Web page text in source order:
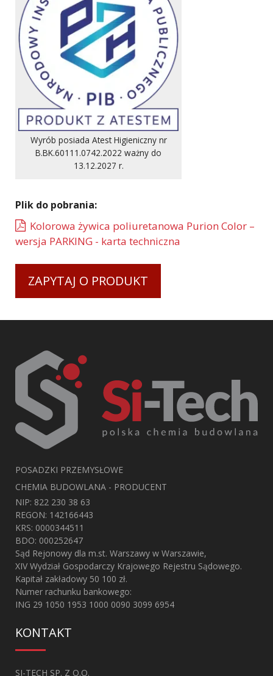
Wyrób posiada Atest Higieniczny nr
B.BK.60111.0742.2022 ważny do
13.12.2027 r.
Plik do pobrania:
Kolorowa żywica poliuretanowa Purion Color –
wersja PARKING - karta techniczna
ZAPYTAJ O PRODUKT
POSADZKI PRZEMYSŁOWE
CHEMIA BUDOWLANA - PRODUCENT
NIP: 822 230 38 63
REGON: 142166443
KRS: 0000344511
BDO: 000252647
Sąd Rejonowy dla m.st. Warszawy w Warszawie,
XIV Wydział Gospodarczy Krajowego Rejestru Sądowego.
Kapitał zakładowy 50 100 zł.
Numer rachunku bankowego:
ING 29 1050 1953 1000 0090 3099 6954
KONTAKT
SI-TECH SP. Z O.O.